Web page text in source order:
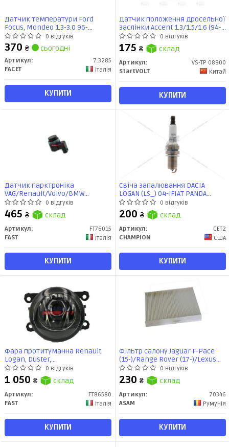
Датчик температури Ford
Focus, Mondeo 1.3-3.0 96-
(7.3285) Facet0 відгуків
370 ₴ сьогодні
Артикул:
7.3285
FACET
Італія
КУПИТИ
Датчик положення дросельної
заслінки Accent 1.3/1.5/1.6 (94-)
(VS-TP 08900) StartVOLT
0 відгуків
175 ₴ склад
Артикул:
VS-TP 08900
StartVOLT
Китай
КУПИТИ
Датчик парктронікa
VAG/Renault/Volvo/BMW
(FT76015) Fast0 відгуків
465 ₴ склад
Артикул:
FT76015
FAST
Італія
КУПИТИ
Свіча запалювання DACIA
LOGAN (LS_) 04-|FIAT PANDA
(169_) 03-, PUNTO (176_) (CET2)
CHAMPION
0 відгуків
200 ₴ склад
Артикул:
CET2
CHAMPION
США
КУПИТИ
Фара протитуманна Renault
Logan, Duster,
Master,Kangoo,Megane III/Opel
Movano, Astra G, Vectra C/Ford
Transit, Focus (FT86580) Fast
0 відгуків
1 050 ₴ склад
Артикул:
FT86580
FAST
Італія
КУПИТИ
Фільтр салону Jaguar F-Pace
(15-)/Range Rover (17-)/Lexus
ES, GS, RX (12-)/Subaru Legacy
(09-)/Toyota Camry (11-) (70346)
Asam
0 відгуків
230 ₴ склад
Артикул:
70346
ASAM
Румунія
КУПИТИ